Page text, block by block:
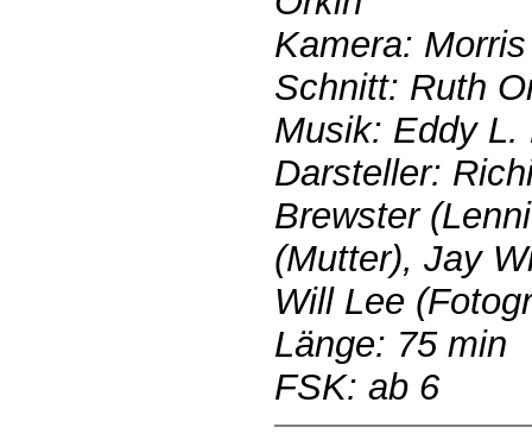
Kamera:
Schnitt: Ruth
Musik: Eddy L.
Darsteller:
Brewster
(Mutter), Jay
Will Lee
Länge: 75 min
FSK: ab 6